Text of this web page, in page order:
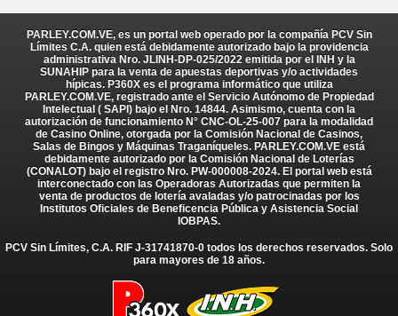
PARLEY.COM.VE, es un portal web operado por la compañía PCV Sin
Límites C.A. quien está debidamente autorizado bajo la providencia
administrativa Nro. JLINH-DP-025/2022 emitida por el INH y la
SUNAHIP para la venta de apuestas deportivas y/o actividades
hípicas. P360X es el programa informático que utiliza
PARLEY.COM.VE, registrado ante el Servicio Autónomo de Propiedad
Intelectual ( SAPI) bajo el Nro. 14844. Asimismo, cuenta con la
autorización de funcionamiento N° CNC-OL-25-007 para la modalidad
de Casino Online, otorgada por la Comisión Nacional de Casinos,
Salas de Bingos y Máquinas Traganíqueles. PARLEY.COM.VE está
debidamente autorizado por la Comisión Nacional de Loterías
(CONALOT) bajo el registro Nro. PW-000008-2024. El portal web está
interconectado con las Operadoras Autorizadas que permiten la
venta de productos de lotería avaladas y/o patrocinadas por los
Institutos Oficiales de Beneficencia Pública y Asistencia Social
IOBPAS.
PCV Sin Límites, C.A. RIF J-31741870-0 todos los derechos reservados. Solo
para mayores de 18 años.